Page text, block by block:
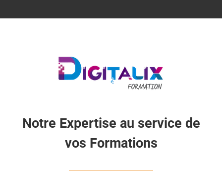
Notre Expertise au service de
vos Formations